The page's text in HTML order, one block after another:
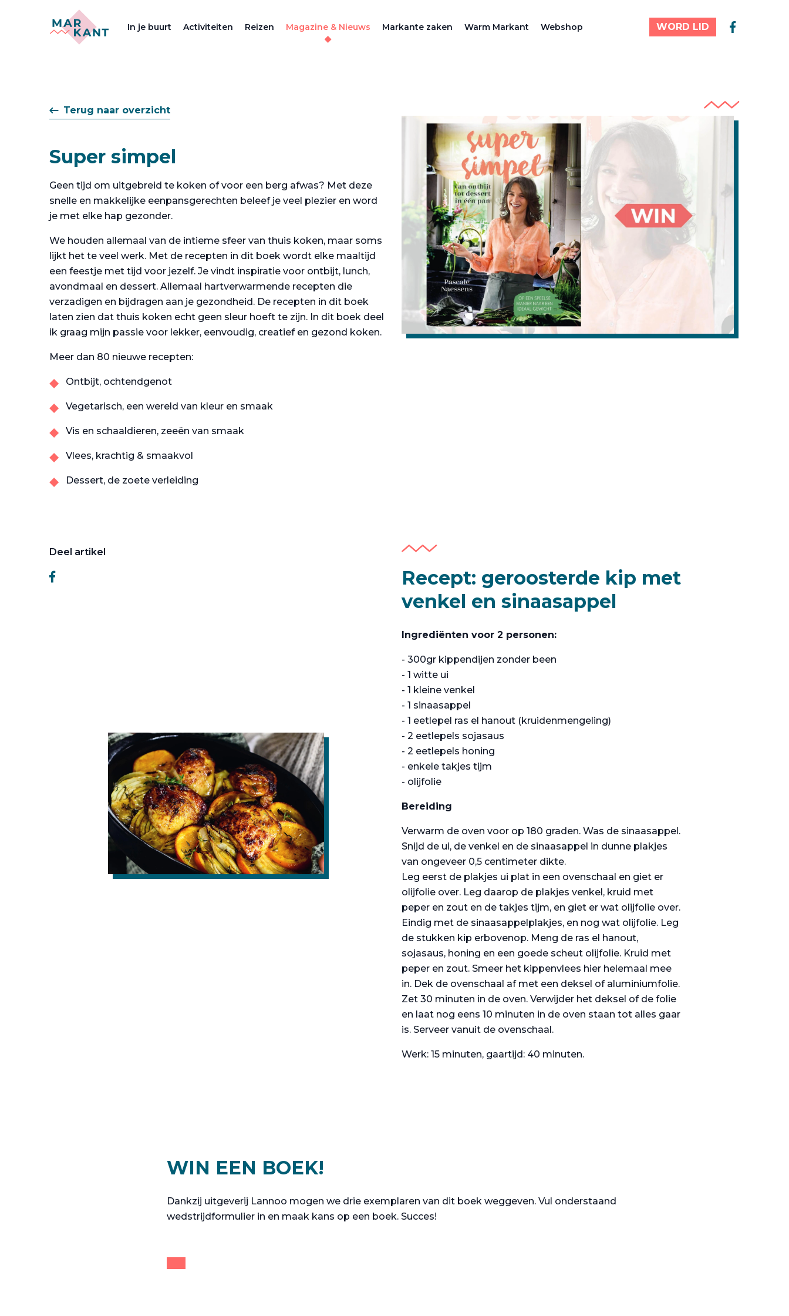
In je buurt Activiteiten Reizen Magazine & Nieuws Markante zaken Warm Markant Webshop WORD LID
Terug naar overzicht
Super simpel
Geen tijd om uitgebreid te koken of voor een berg afwas? Met deze
snelle en makkelijke eenpansgerechten beleef je veel plezier en word
je met elke hap gezonder.
We houden allemaal van de intieme sfeer van thuis koken, maar soms
lijkt het te veel werk. Met de recepten in dit boek wordt elke maaltijd
een feestje met tijd voor jezelf. Je vindt inspiratie voor ontbijt, lunch,
avondmaal en dessert. Allemaal hartverwarmende recepten die
verzadigen en bijdragen aan je gezondheid. De recepten in dit boek
laten zien dat thuis koken echt geen sleur hoeft te zijn. In dit boek deel
ik graag mijn passie voor lekker, eenvoudig, creatief en gezond koken.
Meer dan 80 nieuwe recepten:
Ontbijt, ochtendgenot
Vegetarisch, een wereld van kleur en smaak
Vis en schaaldieren, zeeën van smaak
Vlees, krachtig & smaakvol
Dessert, de zoete verleiding
Deel artikel
Recept: geroosterde kip met
venkel en sinaasappel
Ingrediënten voor 2 personen:
- 300gr kippendijen zonder been
- 1 witte ui
- 1 kleine venkel
- 1 sinaasappel
- 1 eetlepel ras el hanout (kruidenmengeling)
- 2 eetlepels sojasaus
- 2 eetlepels honing
- enkele takjes tijm
- olijfolie
Bereiding
Verwarm de oven voor op 180 graden. Was de sinaasappel.
Snijd de ui, de venkel en de sinaasappel in dunne plakjes
van ongeveer 0,5 centimeter dikte.
Leg eerst de plakjes ui plat in een ovenschaal en giet er
olijfolie over. Leg daarop de plakjes venkel, kruid met
peper en zout en de takjes tijm, en giet er wat olijfolie over.
Eindig met de sinaasappelplakjes, en nog wat olijfolie. Leg
de stukken kip erbovenop. Meng de ras el hanout,
sojasaus, honing en een goede scheut olijfolie. Kruid met
peper en zout. Smeer het kippenvlees hier helemaal mee
in. Dek de ovenschaal af met een deksel of aluminiumfolie.
Zet 30 minuten in de oven. Verwijder het deksel of de folie
en laat nog eens 10 minuten in de oven staan tot alles gaar
is. Serveer vanuit de ovenschaal.
Werk: 15 minuten, gaartijd: 40 minuten.
WIN EEN BOEK!
Dankzij uitgeverij Lannoo mogen we drie exemplaren van dit boek weggeven. Vul onderstaand
wedstrijdformulier in en maak kans op een boek. Succes!